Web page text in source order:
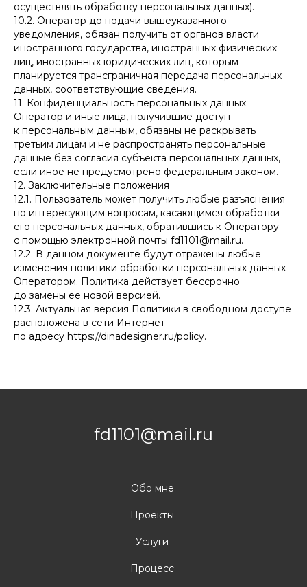
осуществлять обработку персональных данных).
10.2. Оператор до подачи вышеуказанного
уведомления, обязан получить от органов власти
иностранного государства, иностранных физических
лиц, иностранных юридических лиц, которым
планируется трансграничная передача персональных
данных, соответствующие сведения.
11. Конфиденциальность персональных данных
Оператор и иные лица, получившие доступ
к персональным данным, обязаны не раскрывать
третьим лицам и не распространять персональные
данные без согласия субъекта персональных данных,
если иное не предусмотрено федеральным законом.
12. Заключительные положения
12.1. Пользователь может получить любые разъяснения
по интересующим вопросам, касающимся обработки
его персональных данных, обратившись к Оператору
с помощью электронной почты fd1101@mail.ru.
12.2. В данном документе будут отражены любые
изменения политики обработки персональных данных
Оператором. Политика действует бессрочно
до замены ее новой версией.
12.3. Актуальная версия Политики в свободном доступе
расположена в сети Интернет
по адресу https://dinadesigner.ru/policy.
fd1101@mail.ru
Обо мне
Проекты
Процесс
Услуги